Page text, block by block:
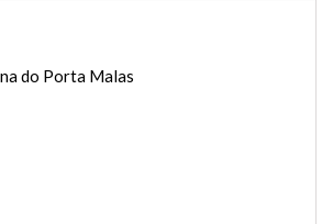
do Porta Malas